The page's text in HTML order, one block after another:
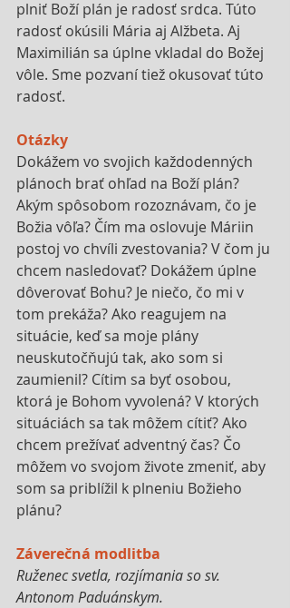
plniť Boží plán je radosť srdca. Túto
radosť okúsili Mária aj Alžbeta. Aj
Maximilián sa úplne vkladal do Božej
vôle. Sme pozvaní tiež okusovať túto
radosť.
Otázky
Dokážem vo svojich každodenných
plánoch brať ohľad na Boží plán?
Akým spôsobom rozoznávam, čo je
Božia vôľa? Čím ma oslovuje Máriin
postoj vo chvíli zvestovania? V čom ju
chcem nasledovať? Dokážem úplne
dôverovať Bohu? Je niečo, čo mi v
tom prekáža? Ako reagujem na
situácie, keď sa moje plány
neuskutočňujú tak, ako som si
zaumienil? Cítim sa byť osobou,
ktorá je Bohom vyvolená? V ktorých
situáciách sa tak môžem cítiť? Ako
chcem prežívať adventný čas? Čo
môžem vo svojom živote zmeniť, aby
som sa priblížil k plneniu Božieho
plánu?
Záverečná modlitba
Ruženec svetla, rozjímania so sv.
Antonom Paduánskym.